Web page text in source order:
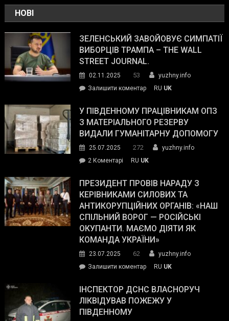
НОВІ
ЗЕЛЕНСЬКИЙ ЗАВОЙОВУЄ СИМПАТІЇ
ВИБОРЦІВ ТРАМПА – THE WALL
STREET JOURNAL.
02.11.2025 53
yuzhny.info
Залишити коментарon
завойовує
симпатії
виборців
The
Street
Journal.
RU UK
У ПІВДЕННОМУ ПРАЦІВНИКАМ ОПЗ
З МАТЕРІАЛЬНОГО РЕЗЕРВУ
ВИДАЛИ ГУМАНІТАРНУ ДОПОМОГУ
25.07.2025 272
yuzhny.info
2 Коментарі
Південному
працівникам
ОПЗ
з
матеріального
резерву
гуманітарну
допомогу
RU UK
ПРЕЗИДЕНТ ПРОВІВ НАРАДУ З
КЕРІВНИКАМИ СИЛОВИХ ТА
АНТИКОРУПЦІЙНИХ ОРГАНІВ: «НАШ
СПІЛЬНИЙ ВОРОГ — РОСІЙСЬКІ
ОКУПАНТИ. МАЄМО ДІЯТИ ЯК
КОМАНДА УКРАЇНИ»
23.07.2025 62
yuzhny.info
Залишити коментарon
провів
нараду
RU UK
ІНСПЕКТОР ДСНС ВЛАСНОРУЧ
ЛІКВІДУВАВ ПОЖЕЖУ У
ПІВДЕННОМУ